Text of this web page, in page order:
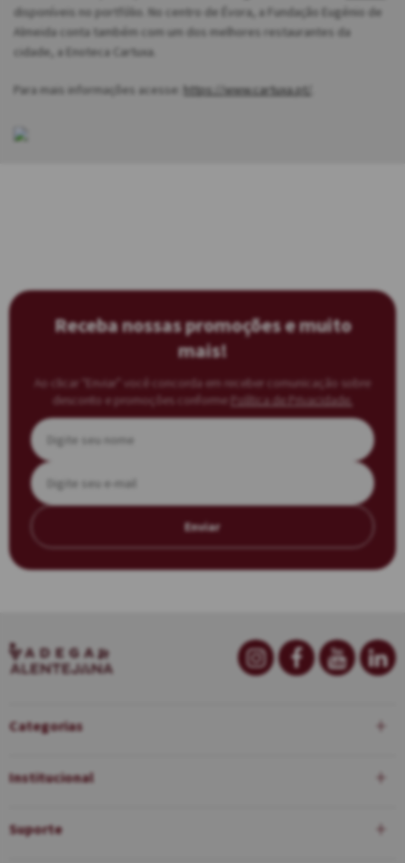
disponíveis no portfólio. No centro de Évora, a Fundação Eugénio de
Almeida conta também com um dos melhores restaurantes da
cidade, a Enoteca Cartuxa.
Para mais informações acesse: https://www.cartuxa.pt/
Receba nossas promoções e muito
mais!
Ao clicar “Enviar” você concorda em receber comunicação sobre
desconto e promoções conforme
Política de Privacidade.
Enviar
Categorias
Institucional
Suporte